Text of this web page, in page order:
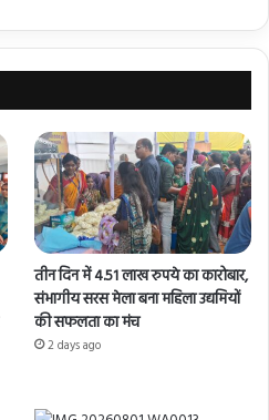
तीन दिन में 4.51 लाख रुपये का कारोबार,
संभागीय सरस मेला बना महिला उद्यमियों
की सफलता का मंच
2 days ago